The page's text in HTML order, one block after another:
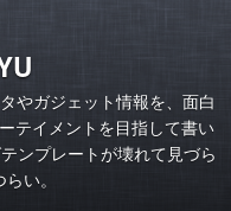
やガジェット情報を、面白
テイメントを目指して書い
ンプレートが壊れて見づら
い。